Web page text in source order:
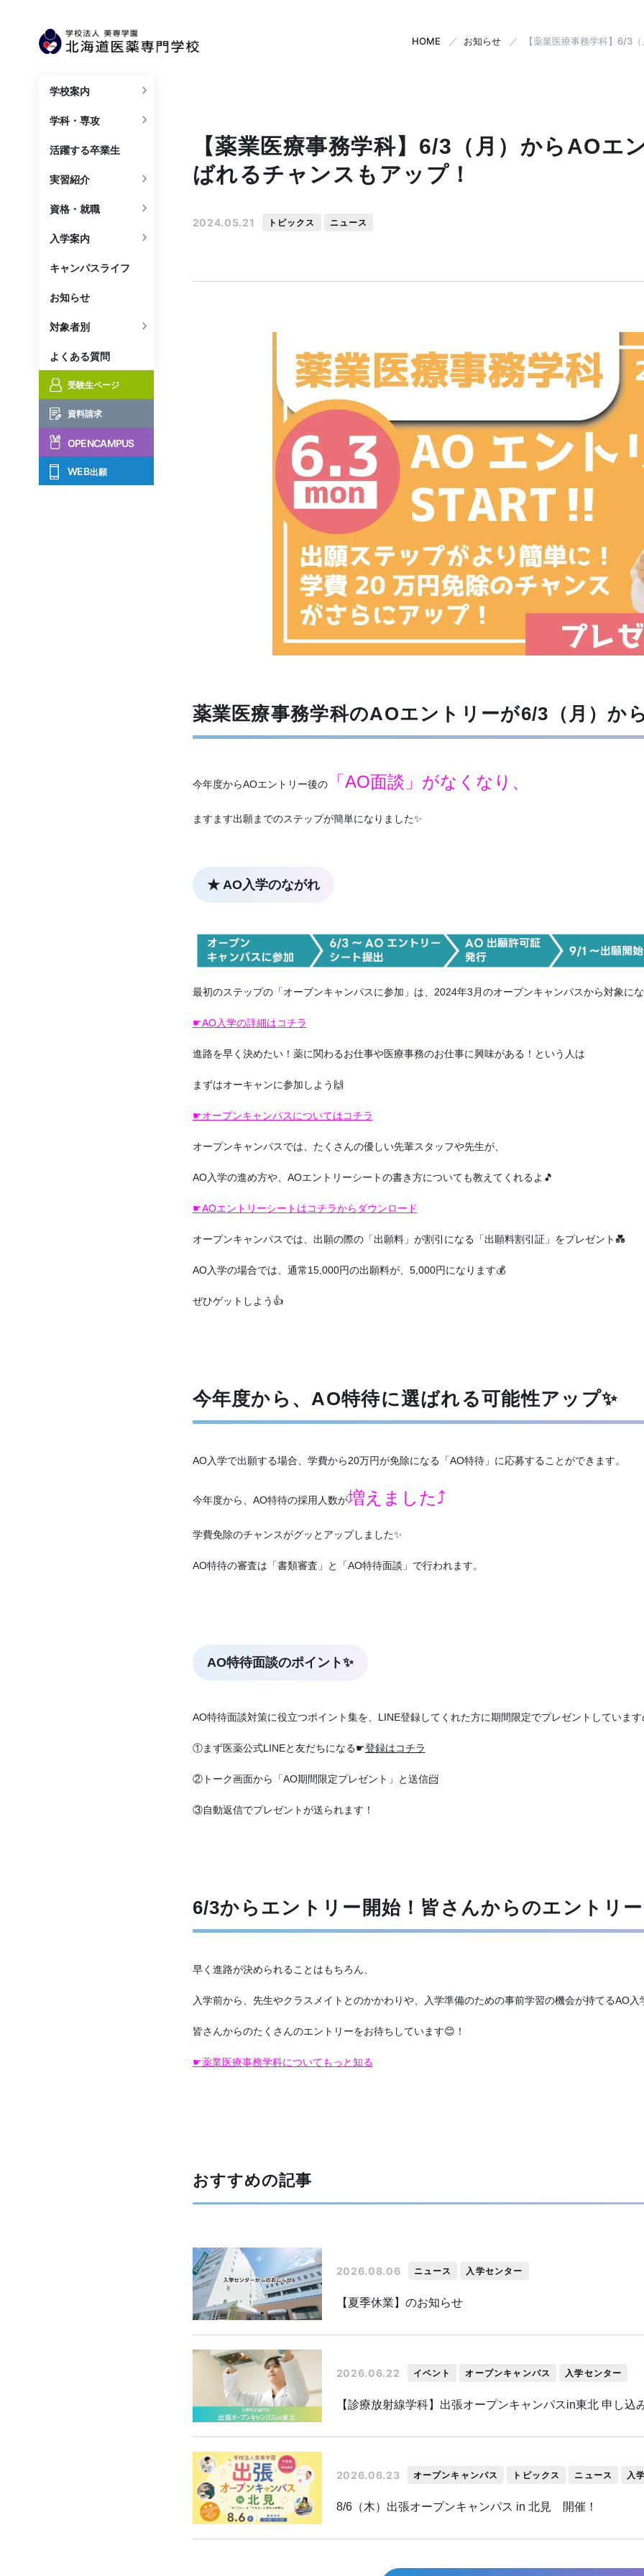
学校案内
学科・専攻
活躍する卒業生
実習紹介
資格・就職
入学案内
キャンパスライフ
お知らせ
対象者別
よくある質問
受験生ページ
資料請求
OPENCAMPUS
WEB出願
HOME お知らせ 【薬業医療事務学科】6/3
【薬業医療事務学科】6/3（月）からAOエ
ばれるチャンスもアップ！
2024.05.21 トピックス ニュース
薬業医療事務学科のAOエントリーが6/3（月）か
今年度からAOエントリー後の「AO面談」がなくなり、
ますます出願までのステップが簡単になりました✨
★ AO入学のながれ
最初のステップの「オープンキャンパスに参加」は、2024年3月のオープンキャンパスから対象に
☛AO入学の詳細はコチラ
進路を早く決めたい！薬に関わるお仕事や医療事務のお仕事に興味がある！という人は
まずはオーキャンに参加しよう🙌
☛オープンキャンパスについてはコチラ
オープンキャンパスでは、たくさんの優しい先輩スタッフや先生が、
AO入学の進め方や、AOエントリーシートの書き方についても教えてくれるよ🎵
☛AOエントリーシートはコチラからダウンロード
オープンキャンパスでは、出願の際の「出願料」が割引になる「出願料割引証」をプレゼント💑
AO入学の場合では、通常15,000円の出願料が、5,000円になります💰
ぜひゲットしよう👍
今年度から、AO特待に選ばれる可能性アップ✨
AO入学で出願する場合、学費から20万円が免除になる「AO特待」に応募することができます。
今年度から、AO特待の採用人数が増えました⤴
学費免除のチャンスがグッとアップしました✨
AO特待の審査は「書類審査」と「AO特待面談」で行われます。
AO特待面談のポイント✨
AO特待面談対策に役立つポイント集を、LINE登録してくれた方に期間限定でプレゼントしています
①まず医薬公式LINEと友だちになる☛登録はコチラ
②トーク画面から「AO期間限定プレゼント」と送信📨
③自動返信でプレゼントが送られます！
6/3からエントリー開始！皆さんからのエントリ
早く進路が決められることはもちろん、
入学前から、先生やクラスメイトとのかかわりや、入学準備のための事前学習の機会が持てるAO入
皆さんからのたくさんのエントリーをお待ちしています😊！
☛薬業医療事務学科についてもっと知る
おすすめの記事
2026.08.06 ニュース 入学センター
【夏季休業】のお知らせ
2026.06.22 イベント オープンキャンパス 入学センター
【診療放射線学科】出張オープンキャンパスin東北 申し込
2026.06.23 オープンキャンパス トピックス ニュース 入
8/6（木）出張オープンキャンパス in 北見 開催！